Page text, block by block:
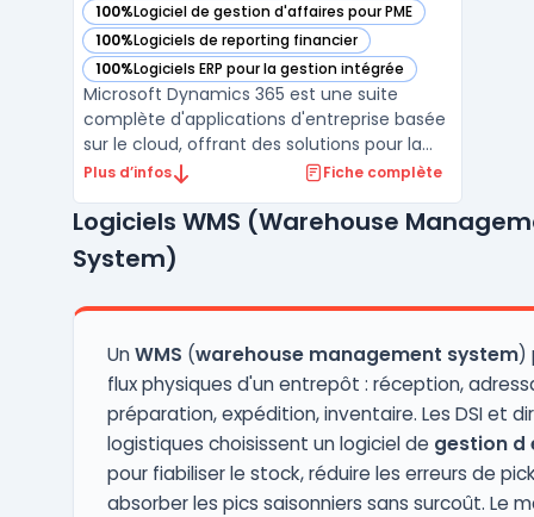
100%Logiciel de gestion d'affaires pour PME
— voir Microsoft Dynamics 365 dans cette catégorie
100%Logiciels de reporting financier
— voir Microsoft Dynamics 365 dans cette catégorie
100%Logiciels ERP pour la gestion intégrée
— voir Microsoft Dynamics 365 dans cette catégorie
Microsoft Dynamics 365 est une suite
complète d'applications d'entreprise basée
sur le cloud, offrant des solutions pour la
gestion des relations avec les clients (CRM),
marketing, des opérations, de la finance et
des ressources humaines.Avec Microsoft Dy
...
Plus d’infos Fiche complète
Logiciels WMS (Warehouse
System)
UnWMS (warehouse management system)
flux physiques d'un entrepôt : réception,
préparation, expédition, inventaire. Les DSI et
logistiques choisissent un logiciel de gestion d
pour fiabiliser le stock, réduire les erreurs de
absorber les pics saisonniers sans surcoût. Le